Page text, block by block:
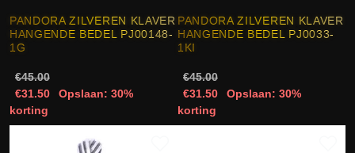
PANDORA ZILVEREN KLAVER
HANGENDE BEDEL PJ00148-
1G
€45.00
€31.50
Opslaan: 30%
korting
PANDORA ZILVEREN KLAVER
HANGENDE BEDEL PJ0033-
1KI
€45.00
€31.50
Opslaan: 30%
korting